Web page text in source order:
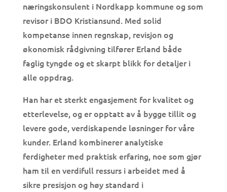
næringskonsulent i Nordkapp kommune og som
revisor i BDO Kristiansund. Med solid
kompetanse innen regnskap, revisjon og
økonomisk rådgivning tilfører Erland både
faglig tyngde og et skarpt blikk for detaljer i
alle oppdrag.
Han har et sterkt engasjement for kvalitet og
etterlevelse, og er opptatt av å bygge tillit og
levere gode, verdiskapende løsninger for våre
kunder. Erland kombinerer analytiske
ferdigheter med praktisk erfaring, noe som gjør
ham til en verdifull ressurs i arbeidet med å
sikre presisjon og høy standard i